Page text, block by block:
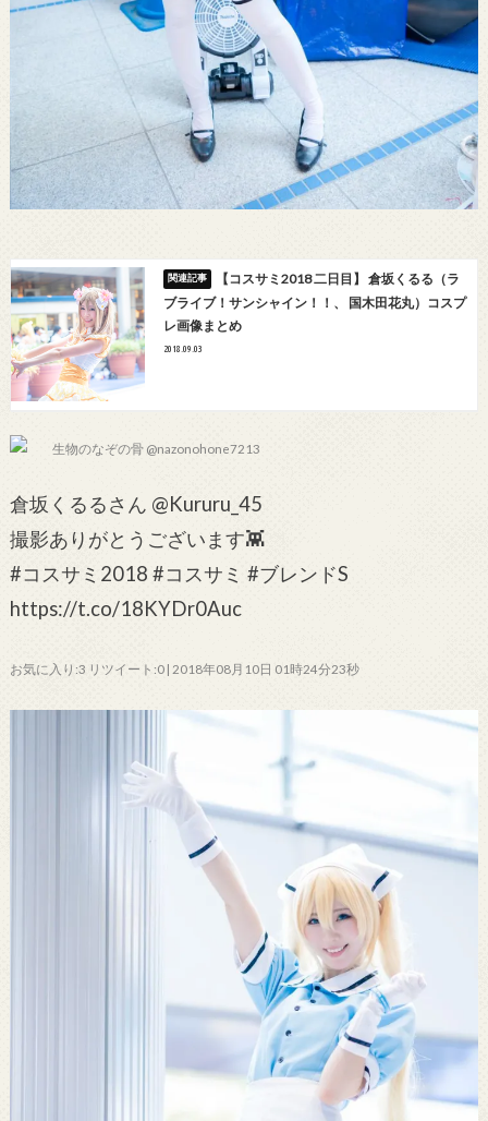
【コスサミ2018 二日目】 倉坂くるる（ラ
ブライブ！サンシャイン！！、 国木田花丸）コスプ
レ画像まとめ
2018.09.03
生物のなぞの骨 @nazonohone7213
倉坂くるるさん @Kururu_45
撮影ありがとうございます👾
#コスサミ2018 #コスサミ #ブレンドS
https://t.co/18KYDr0Auc
お気に入り:3 リツイート:0 | 2018年08月10日 01時24分23秒